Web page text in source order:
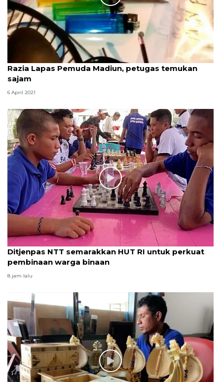
Razia Lapas Pemuda Madiun, petugas temukan
sajam
6 April 2021
Ditjenpas NTT semarakkan HUT RI untuk perkuat
pembinaan warga binaan
8 jam lalu